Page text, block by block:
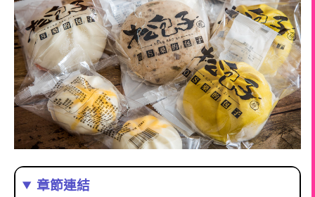
章節連結